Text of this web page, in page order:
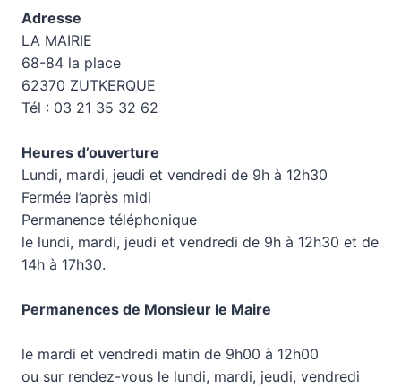
Adresse
LA MAIRIE
68-84 la place
62370 ZUTKERQUE
Tél : 03 21 35 32 62
Heures d’ouverture
Lundi, mardi, jeudi et vendredi de 9h à 12h30
Fermée l’après midi
Permanence téléphonique
le lundi, mardi, jeudi et vendredi de 9h à 12h30 et de
14h à 17h30.
Permanences de Monsieur le Maire
le mardi et vendredi matin de 9h00 à 12h00
ou sur rendez-vous le lundi, mardi, jeudi, vendredi